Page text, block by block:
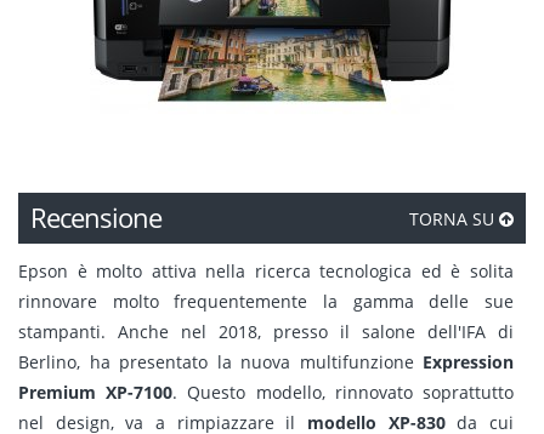
Recensione TORNA SU
Epson è molto attiva nella ricerca tecnologica ed è solita
rinnovare molto frequentemente la gamma delle sue
stampanti. Anche nel 2018, presso il salone dell'IFA di
Berlino, ha presentato la nuova multifunzione Expression
Premium XP-7100. Questo modello, rinnovato soprattutto
nel design, va a rimpiazzare il modello XP-830da cui